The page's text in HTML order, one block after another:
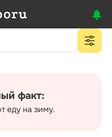
факт:
еду на зиму.